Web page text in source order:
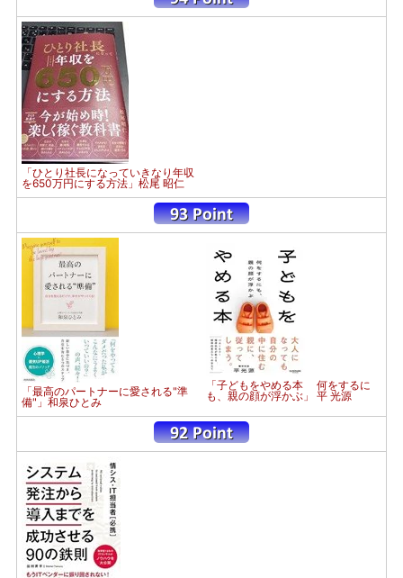
「ひとり社長になっていきなり年収
を650万円にする方法」松尾 昭仁
「最高のパートナーに愛される"準
備"」和泉ひとみ
「子どもをやめる本 何をするに
も、親の顔が浮かぶ」 平 光源